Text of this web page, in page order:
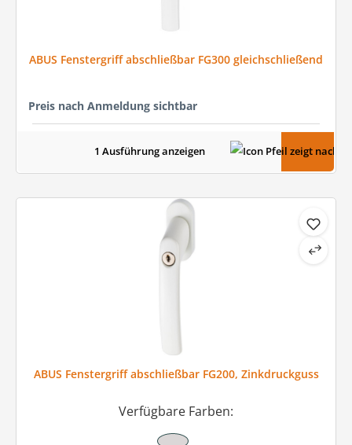
ABUS Fenstergriff abschließbar FG300 gleichschließend
Preis nach Anmeldung sichtbar
1 Ausführung anzeigen
ABUS Fenstergriff abschließbar FG200, Zinkdruckguss
Verfügbare Farben: